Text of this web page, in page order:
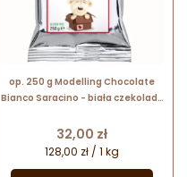
op. 250 g Modelling Chocolate
Bianco Saracino - biała czekolada
modelowania na bazie czekolady
Cena
32,00 zł
128,00 zł / 1 kg